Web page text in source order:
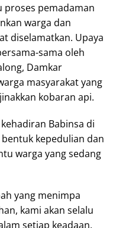
proses pemadaman
warga dan
diselamatkan. Upaya
sama oleh
Damkar
masyarakat yang
kobaran api.
Babinsa di
kepedulian dan
warga yang sedang
yang menimpa
kami akan selalu
setiap keadaan,